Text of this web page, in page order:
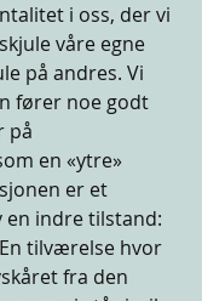
i oss, der vi
våre egne
på andres. Vi
fører noe godt
på
en «ytre»
er et
en indre tilstand:
En tilværelse hvor
fra den